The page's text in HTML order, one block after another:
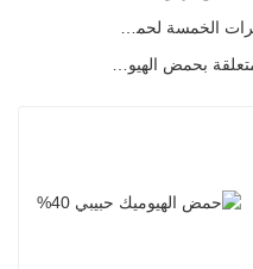
تعريف المصطلحات المتعلقة بحمض الهيوميك